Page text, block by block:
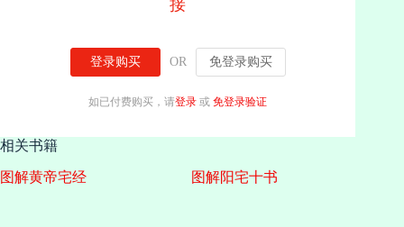
接
登录购买 OR 免登录购买
如已付费购买，请登录 或免登录验证
相关书籍
图解黄帝宅经 图解阳宅十书